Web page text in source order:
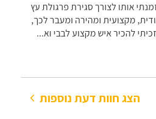
אותו לצורך סגירת פרגולת עץ
מקצועית ומהירה ומעבר לכך,
להכיר איש מקצוע לבבי וא...
הצג חוות דעת נוספות